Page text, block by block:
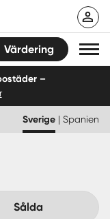
Värdering
–
Sverige | Spanien
Sålda